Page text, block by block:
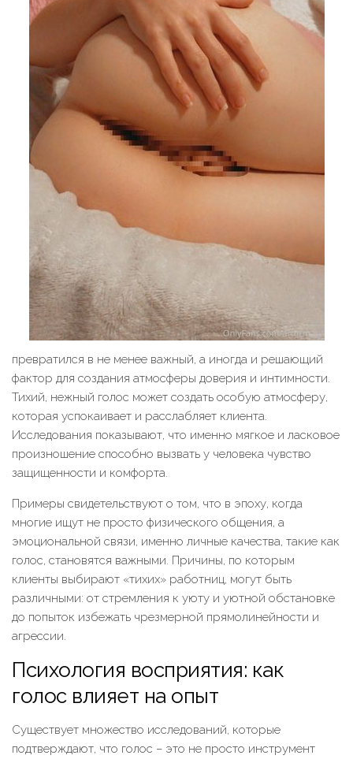
превратился в не менее важный, а иногда и решающий
фактор для создания атмосферы доверия и интимности.
Тихий, нежный голос может создать особую атмосферу,
которая успокаивает и расслабляет клиента.
Исследования показывают, что именно мягкое и ласковое
произношение способно вызвать у человека чувство
защищенности и комфорта.
Примеры свидетельствуют о том, что в эпоху, когда
многие ищут не просто физического общения, а
эмоциональной связи, именно личные качества, такие как
голос, становятся важными. Причины, по которым
клиенты выбирают «тихих» работниц, могут быть
различными: от стремления к уюту и уютной обстановке
до попыток избежать чрезмерной прямолинейности и
агрессии.
Психология восприятия: как
голос влияет на опыт
Существует множество исследований, которые
подтверждают, что голос – это не просто инструмент